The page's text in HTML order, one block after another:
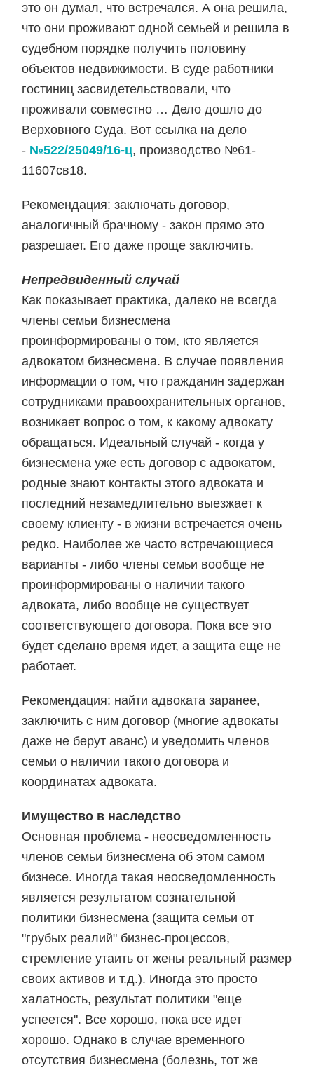
это он думал, что встречался. А она решила,
что они проживают одной семьей и решила в
судебном порядке получить половину
объектов недвижимости. В суде работники
гостиниц засвидетельствовали, что
проживали совместно … Дело дошло до
Верховного Суда. Вот ссылка на дело
- №522/25049/16-ц, производство №61-
11607св18.
Рекомендация: заключать договор,
аналогичный брачному - закон прямо это
разрешает. Его даже проще заключить.
Непредвиденный случай
Как показывает практика, далеко не всегда
члены семьи бизнесмена
проинформированы о том, кто является
адвокатом бизнесмена. В случае появления
информации о том, что гражданин задержан
сотрудниками правоохранительных органов,
возникает вопрос о том, к какому адвокату
обращаться. Идеальный случай - когда у
бизнесмена уже есть договор с адвокатом,
родные знают контакты этого адвоката и
последний незамедлительно выезжает к
своему клиенту - в жизни встречается очень
редко. Наиболее же часто встречающиеся
варианты - либо члены семьи вообще не
проинформированы о наличии такого
адвоката, либо вообще не существует
соответствующего договора. Пока все это
будет сделано время идет, а защита еще не
работает.
Рекомендация: найти адвоката заранее,
заключить с ним договор (многие адвокаты
даже не берут аванс) и уведомить членов
семьи о наличии такого договора и
координатах адвоката.
Имущество в наследство
Основная проблема - неосведомленность
членов семьи бизнесмена об этом самом
бизнесе. Иногда такая неосведомленность
является результатом сознательной
политики бизнесмена (защита семьи от
"грубых реалий" бизнес-процессов,
стремление утаить от жены реальный размер
своих активов и т.д.). Иногда это просто
халатность, результат политики "еще
успеется". Все хорошо, пока все идет
хорошо. Однако в случае временного
отсутствия бизнесмена (болезнь, тот же